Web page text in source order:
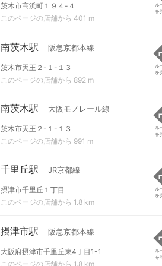
茨木市高浜町１９４-４
このページの店舗から 401 m
ル
を
南茨木駅 阪急京都本線
茨木市天王２-１-１３
このページの店舗から 892 m
ル
を
南茨木駅 大阪モノレール線
茨木市天王２-１-１３
このページの店舗から 991 m
ル
を
千里丘駅 JR京都線
摂津市千里丘１丁目
このページの店舗から 1.8 km
ル
を
摂津市駅 阪急京都本線
大阪府摂津市千里丘東4丁目1-1
このページの店舗から 1.8 km
ル
を